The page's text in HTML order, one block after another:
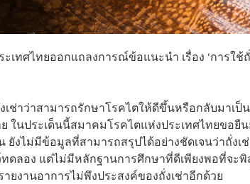
ทศไทยออกแถลงการณ์ข้อแนะนำ เรื่อง ‘การใช้
าว่าสามารถรักษาโรคไตให้ดีขึ้นหรือกลับมาเป็
ในประเด็นนี้สมาคมโรคไตแห่งประเทศไทยขอยื
งไม่มีข้อมูลที่สามารถสรุปได้อย่างชัดเจนว่าถั่งเ
ดลอง แต่ไม่มีหลักฐานการศึกษาที่ดีเพียงพอที่จะ
งานอาการไม่พึงประสงค์ของถั่งเช่าอีกด้วย